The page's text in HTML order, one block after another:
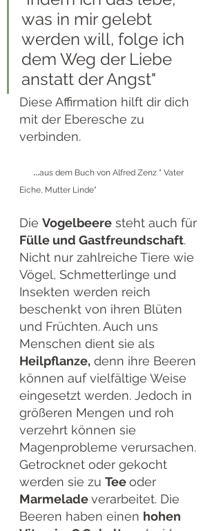
was in mir gelebt
werden will, folge ich
dem Weg der Liebe
anstatt der Angst"
Diese Affirmation hilft dir dich
mit der Eberesche zu
verbinden.
    ...
aus dem Buch von Alfred Zenz " Vater
Eiche, Mutter Linde"
Die Vogelbeere steht auch für
Fülle und Gastfreundschaft.
Nicht nur zahlreiche Tiere wie
Vögel, Schmetterlinge und
Insekten werden reich
beschenkt von ihren Blüten
und Früchten. Auch uns
Menschen dient sie als
Heilpflanze, denn ihre Beeren
können auf vielfältige Weise
eingesetzt werden. Jedoch in
größeren Mengen und roh
verzehrt können sie
Magenprobleme verursachen.
Getrocknet oder gekocht
werden sie zu Tee oder
Marmelade verarbeitet. Die
Beeren haben einen hohen